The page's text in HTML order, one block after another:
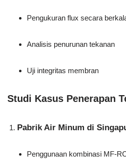
Pengukuran flux secara
Analisis penurunan tekanan
Uji integritas membran
Studi Kasus Penerapan
Pabrik Air Minum di
Penggunaan kombinasi MF-